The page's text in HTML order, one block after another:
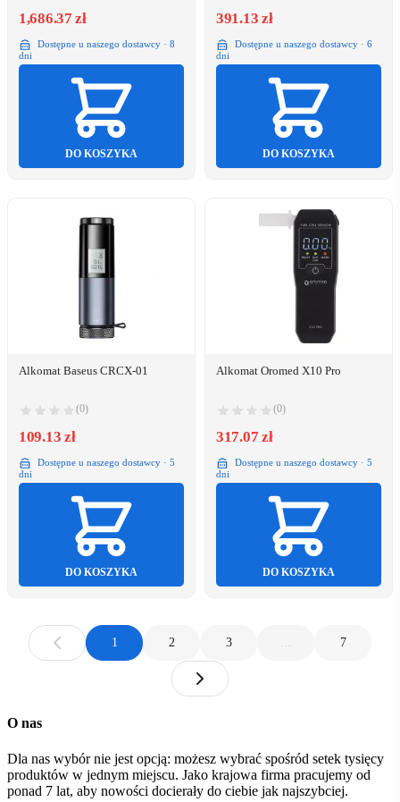
1,686.37 zł
Dostępne u naszego dostawcy · 8
dni
DO KOSZYKA
391.13 zł
Dostępne u naszego dostawcy · 6
dni
DO KOSZYKA
Alkomat Baseus CRCX-01
(0)
109.13 zł
Dostępne u naszego dostawcy · 5
dni
DO KOSZYKA
Alkomat Oromed X10 Pro
(0)
317.07 zł
Dostępne u naszego dostawcy · 5
dni
DO KOSZYKA
1 2 3 … 7
O nas
Dla nas wybór nie jest opcją: możesz wybrać spośród setek tysięcy
produktów w jednym miejscu. Jako krajowa firma pracujemy od
ponad 7 lat, aby nowości docierały do ciebie jak najszybciej.